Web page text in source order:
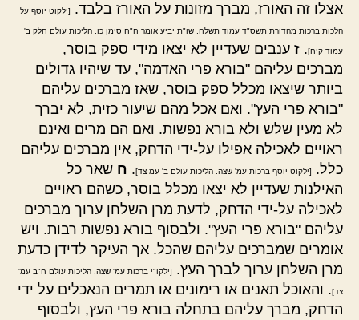
אצלו זה האורז, מברך מזונות על האורז בלבד.
[ילקוט יוסף על
הלכות ברכות מהדורת תשס"ד עמוד תשלח, שו"ת יביע אומר ח"ח סימן כו. הליכות עולם חלק ב'
עמוד קיח]. ז ענבים שעדיין לא יצאו מידי ספק בוסר,
מברכים עליהם "בורא פרי האדמה", עד שיהיו גדולים
ביותר שיצאו מכלל ספק בוסר, שאז מברכים עליהם
"בורא פרי העץ". ואם אכל מהם שיעור כזית, לא יברך
לא מעין שלש ולא בורא נפשות. ואם הם מרים ואינם
ראויים לאכילה אפילו על-ידי הדחק, אין מברכים עליהם
כלל.
[ילקוט יוסף ברכות עמ' שצה. הליכות עולם ב' עמ צד]. ח שאר כל
האילנות שעדיין לא יצאו מכלל בוסר, כשהם ראויים
לאכילה על-ידי הדחק, לדעת מרן השלחן ערוך מברכים
עליהם "בורא פרי העץ". ולבסוף בורא נפשות רבות. ויש
אומרים שמברכים עליהם שהכל. אך העיקר לדידן כדעת
מרן השלחן ערוך לברך העץ.
[ילקו"י ברכות עמ' שצה. הליכות עולם ח"ב עמ'
צד]. והאוכל תאנים או רימונים או תמרים הנאכלים על ידי
הדחק, מברך עליהם בתחלה בורא פרי העץ, ולבסוף